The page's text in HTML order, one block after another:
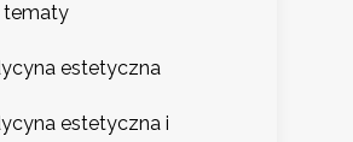
tematy
estetyczna
estetyczna i